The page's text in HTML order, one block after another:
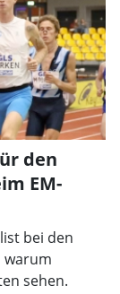
den
EM-
bei den
warum
sehen.